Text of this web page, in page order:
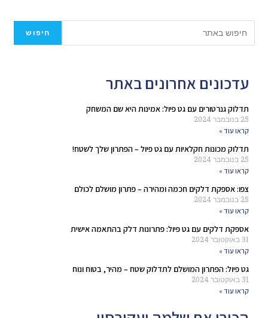
חיפוש
עדכונים אחרונים באתר
תדלוק גנרטורים עם גט פיול: אמינות היא שם המשחק
25 בנובמבר 2024
קראו עוד »
תדלוק מכונות חקלאיות עם גט פיול – הפתרון שלך לשטח!
25 בנובמבר 2024
קראו עוד »
צפו: אספקת דלקים חכמה ומהירה – פתרון מושלם לכולם
25 בנובמבר 2024
קראו עוד »
אספקת דלקים עם גט פיול: פתרונות דלק בהתאמה אישית
31 באוקטובר 2024
קראו עוד »
גט פיול: הפתרון המושלם לתדלוק שטח – מהיר, בטוח ונוח
31 באוקטובר 2024
קראו עוד »